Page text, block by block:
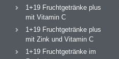
1+19 Fruchtgetränke plus
mit Vitamin C
1+19 Fruchtgetränke plus
mit Zink und Vitamin C
1+19 Fruchtgetränke im